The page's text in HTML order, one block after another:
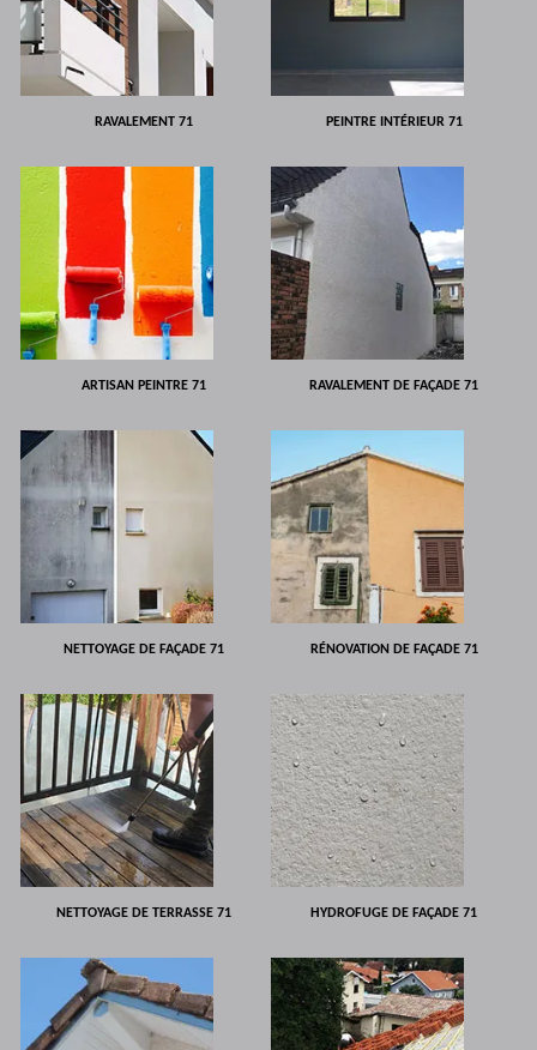
RAVALEMENT 71 PEINTRE INTÉRIEUR 71
ARTISAN PEINTRE 71 RAVALEMENT DE FAÇADE 71
NETTOYAGE DE FAÇADE 71 RÉNOVATION DE FAÇADE 71
NETTOYAGE DE TERRASSE 71 HYDROFUGE DE FAÇADE 71